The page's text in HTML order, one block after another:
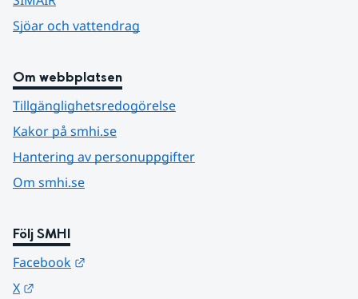
Sjöar och vattendrag
Om webbplatsen
Tillgänglighetsredogörelse
Kakor på smhi.se
Hantering av personuppgifter
Om smhi.se
Följ SMHI
Facebook
X